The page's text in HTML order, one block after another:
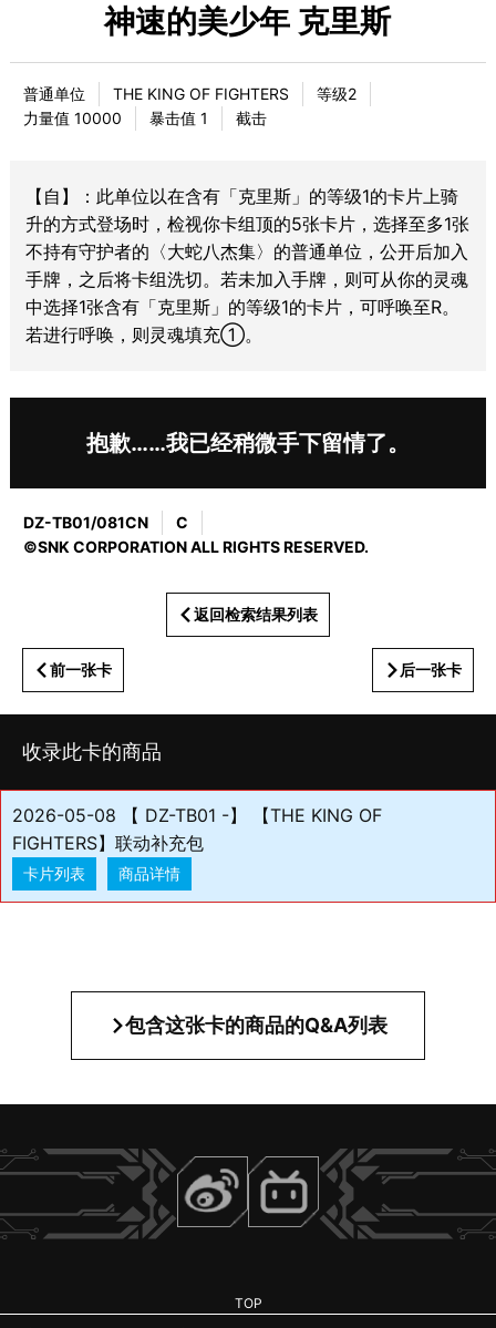
神速的美少年 克里斯
普通单位 THE KING OF FIGHTERS
等级2
力量值 10000
暴击值 1 截击
【自】：此单位以在含有「克里斯」的等级1的卡片上骑
升的方式登场时，检视你卡组顶的5张卡片，选择至多1张
不持有守护者的〈大蛇八杰集〉的普通单位，公开后加入
手牌，之后将卡组洗切。若未加入手牌，则可从你的灵魂
中选择1张含有「克里斯」的等级1的卡片，可呼唤至R。
若进行呼唤，则灵魂填充①。
抱歉……我已经稍微手下留情了。
DZ-TB01/081CN
C
©SNK CORPORATION ALL RIGHTS RESERVED.
前一张卡
返回检索结果列表
后一张卡
收录此卡的商品
2026-05-08 【 DZ-TB01 -】 【THE KING OF
FIGHTERS】联动补充包
卡片列表 商品详情
包含这张卡的商品的Q&A列表
TOP